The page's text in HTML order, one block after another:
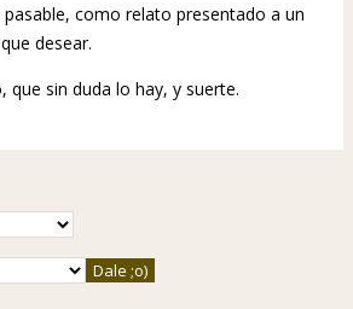
como relato presentado a un
desear.
que sin duda lo hay, y suerte.